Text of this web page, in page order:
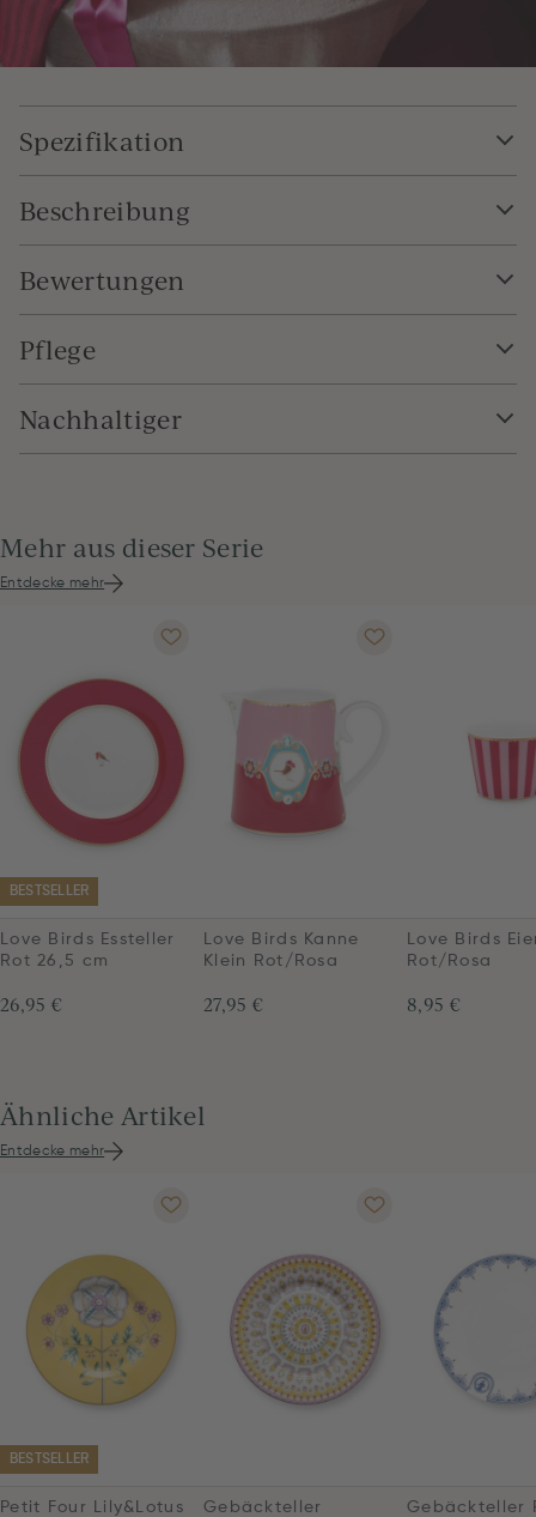
Spezifikation
Beschreibung
Bewertungen
Pflege
Nachhaltiger
Mehr aus dieser Serie
Entdecke mehr
BESTSELLER
Love Birds Essteller
Rot 26,5 cm
26,95 €
Love Birds Kanne
Klein Rot/Rosa
27,95 €
Love Birds
Rot/Rosa
8,95 €
Ähnliche Artikel
Entdecke mehr
BESTSELLER
Petit Four Lily&Lotus
Gebäckteller
Gebäckteller